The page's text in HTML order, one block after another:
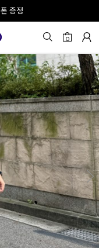
출발!
지급
증정
0